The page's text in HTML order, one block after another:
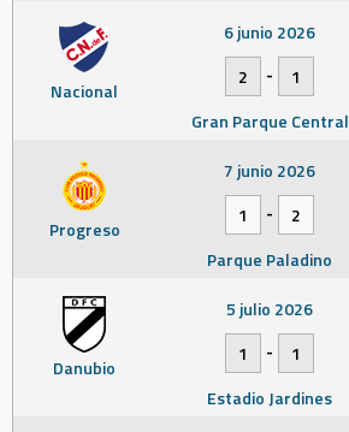
Nacional
6 junio 2026
2
-
1
Gran Parque Central
Progreso
7 junio 2026
1
-
2
Parque Paladino
Danubio
5 julio 2026
1
-
1
Estadio Jardines